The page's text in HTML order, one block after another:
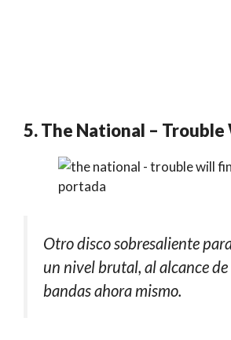
5. The National – Trouble
Otro disco sobresaliente
un nivel brutal, al alcance
bandas ahora mismo.